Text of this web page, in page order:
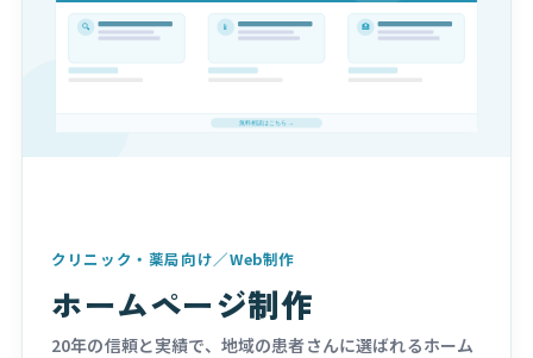
クリニック・薬局向け／Web制作
ホームページ制作
20年の信頼と実績で、地域の患者さんに選ばれるホーム